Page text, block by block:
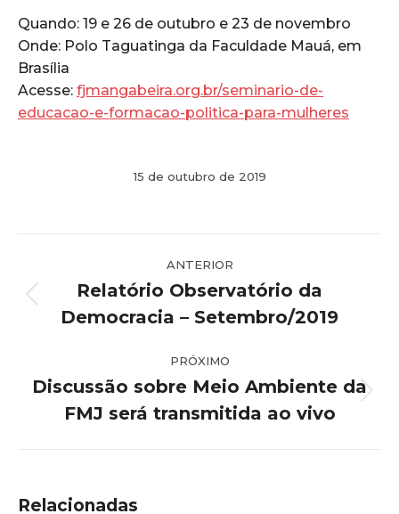
Quando: 19 e 26 de outubro e 23 de novembro
Onde: Polo Taguatinga da Faculdade Mauá, em
Brasília
Acesse: fjmangabeira.org.br/seminario-de-
educacao-e-formacao-politica-para-mulheres
15 de outubro de 2019
de
post:
ANTERIOR
anterior:
Relatório Observatório da
Democracia – Setembro/2019
PRÓXIMO
post:
Discussão sobre Meio Ambiente da
FMJ será transmitida ao vivo
Relacionadas